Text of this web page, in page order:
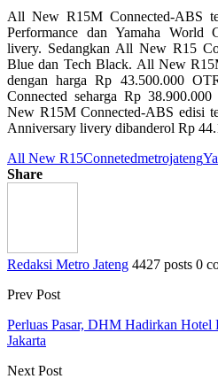
All New R15M Connected-ABS
Performance dan Yamaha World
livery. Sedangkan All New R15
Blue dan Tech Black. All New
dengan harga Rp 43.500.000
Connected seharga Rp
New R15M Connected-ABS edisi
Anniversary livery dibanderol Rp
All New R15Connetedmetrojateng
Share
Redaksi Metro Jateng 4427 posts 0
Prev Post
Perluas Pasar, DHM Hadirkan
Jakarta
Next Post